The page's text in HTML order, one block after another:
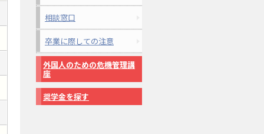
相談窓口
卒業に際しての注意
外国人のための危機管理講
座
奨学金を探す